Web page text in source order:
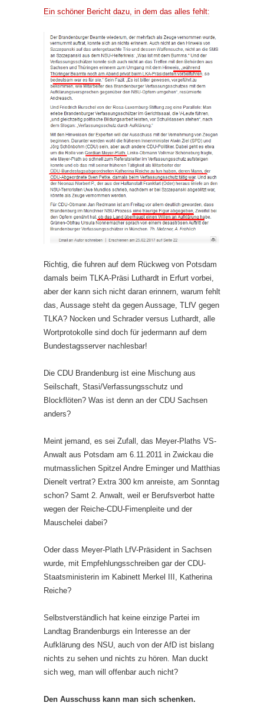
Ein schöner Bericht dazu, in dem das alles fehlt:
Richtig, die fuhren auf dem Rückweg von Potsdam
damals beim TLKA-Präsi Luthardt in Erfurt vorbei,
aber der kann sich nicht daran erinnern, warum fehlt
das, Aussage steht da gegen Aussage, TLfV gegen
TLKA? Nocken und Schrader versus Luthardt, alle
Wortprotokolle sind doch für jedermann auf dem
Bundestagsserver nachlesbar!
Die CDU Brandenburg ist eine Mischung aus
Seilschaft, Stasi/Verfassungsschutz und
Blockflöten? Was ist denn an der CDU Sachsen
anders?
Meint jemand, es sei Zufall, das Meyer-Plaths VS-
Anwalt aus Potsdam am 6.11.2011 in Zwickau die
mutmasslichen Spitzel Andre Eminger und Matthias
Dienelt vertrat? Extra 300 km anreiste, am Sonntag
schon? Samt 2. Anwalt, weil er Berufsverbot hatte
wegen der Reiche-CDU-Fimenpleite und der
Mauschelei dabei?
Oder dass Meyer-Plath LfV-Präsident in Sachsen
wurde, mit Empfehlungsschreiben gar der CDU-
Staatsministerin im Kabinett Merkel III, Katherina
Reiche?
Selbstverständlich hat keine einzige Partei im
Landtag Brandenburgs ein Interesse an der
Aufklärung des NSU, auch von der AfD ist bislang
nichts zu sehen und nichts zu hören. Man duckt
sich weg, man will offenbar auch nicht?
Den Ausschuss kann man sich schenken.